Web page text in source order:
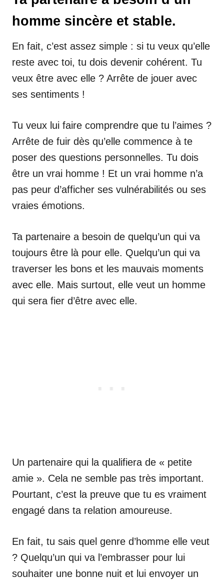
homme sincère et stable.
En fait, c’est assez simple : si tu veux qu’elle
reste avec toi, tu dois devenir cohérent. Tu
veux être avec elle ? Arrête de jouer avec
ses sentiments !
Tu veux lui faire comprendre que tu l’aimes ?
Arrête de fuir dès qu’elle commence à te
poser des questions personnelles. Tu dois
être un vrai homme ! Et un vrai homme n’a
pas peur d’afficher ses vulnérabilités ou ses
vraies émotions.
Ta partenaire a besoin de quelqu’un qui va
toujours être là pour elle. Quelqu’un qui va
traverser les bons et les mauvais moments
avec elle. Mais surtout, elle veut un homme
qui sera fier d’être avec elle.
Un partenaire qui la qualifiera de « petite
amie ». Cela ne semble pas très important.
Pourtant, c’est la preuve que tu es vraiment
engagé dans ta relation amoureuse.
En fait, tu sais quel genre d’homme elle veut
? Quelqu’un qui va l’embrasser pour lui
souhaiter une bonne nuit et lui envoyer un